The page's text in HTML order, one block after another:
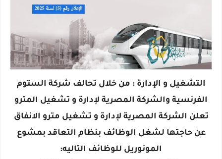
التشغيل و الإدارة : من خلال تحالف شركة الستوم
الفرنسية والشركة المصرية لإدارة و تشغيل المترو
تعلن الشركة المصرية لإدارة و تشغيل مترو الانفاق
عن حاجتها لشغل الوظائف بنظام التعاقد بمشوع
المونوريل للوظائف التاليه: